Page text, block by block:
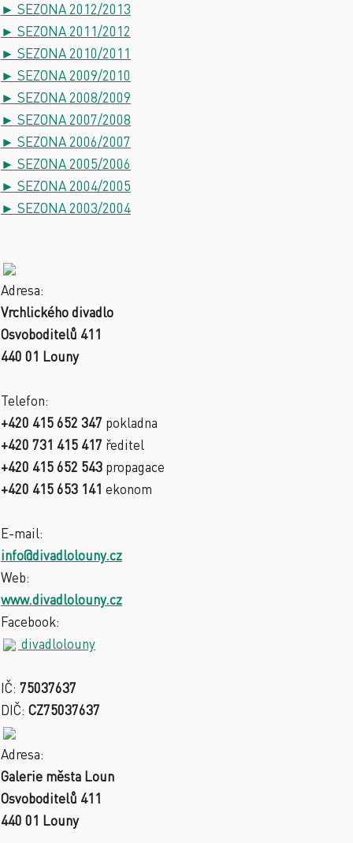
► SEZONA 2012/2013
► SEZONA 2011/2012
► SEZONA 2010/2011
► SEZONA 2009/2010
► SEZONA 2008/2009
► SEZONA 2007/2008
► SEZONA 2006/2007
► SEZONA 2005/2006
► SEZONA 2004/2005
► SEZONA 2003/2004
Adresa:
Vrchlického divadlo
Osvoboditelů 411
440 01 Louny
Telefon:
+420 415 652 347 pokladna
+420 731 415 417 ředitel
+420 415 652 543 propagace
+420 415 653 141 ekonom
E-mail:
info@divadlolouny.cz
Web:
www.divadlolouny.cz
Facebook:
divadlolouny
IČ: 75037637
DIČ: CZ75037637
Adresa:
Galerie města Loun
Osvoboditelů 411
440 01 Louny